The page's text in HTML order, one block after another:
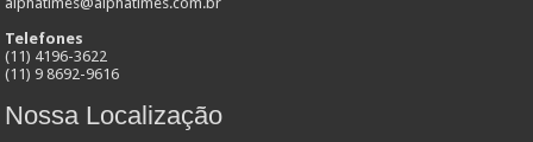
Telefones
(11) 4196-3622
(11) 9 8692-9616
Nossa Localização